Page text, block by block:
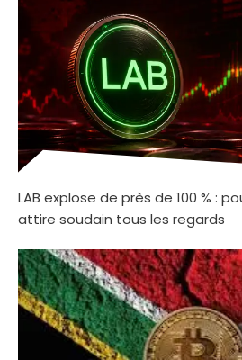
LAB explose de près de 100 % :
attire soudain tous les regards